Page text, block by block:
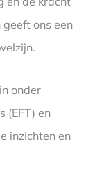
ons een
onder
(EFT) en
inzichten en